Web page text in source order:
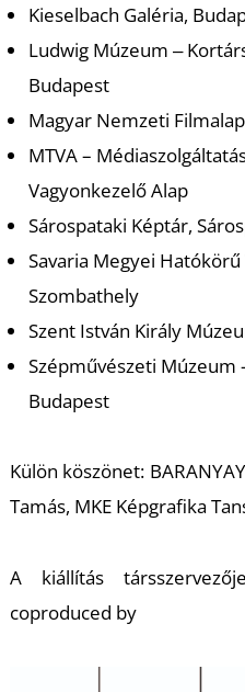
Kieselbach Galéria,
Ludwig Múzeum ‒
Budapest
Magyar Nemzeti
MTVA –
Vagyonkezelő Alap
Sárospataki Képtár,
Savaria Megyei
Szombathely
Szent István Király
Szépművészeti Múzeum
Budapest
Külön köszönet:
Tamás, MKE Képgrafika
A kiállítás
coproduced by